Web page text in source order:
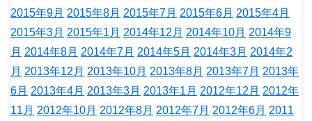
2015年9月 2015年8月 2015年7月 2015年6月 2015年4月
2015年3月 2015年1月 2014年12月 2014年10月 2014年9
月 2014年8月 2014年7月 2014年5月 2014年3月 2014年2
月 2013年12月 2013年10月 2013年8月 2013年7月 2013年
6月 2013年4月 2013年3月 2013年1月 2012年12月 2012年
11月 2012年10月 2012年8月 2012年7月 2012年6月 2011